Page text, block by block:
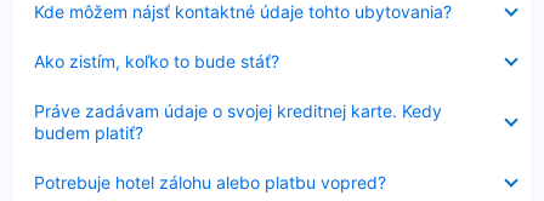
Kde môžem nájsť kontaktné údaje tohto ubytovania?
sa
Ako zistím, koľko to bude stáť?
sa
Práve zadávam údaje o svojej kreditnej karte. Kedy
budem platiť?
sa
Potrebuje hotel zálohu alebo platbu vopred?
sa